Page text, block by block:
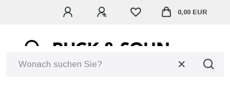
0,00 EUR